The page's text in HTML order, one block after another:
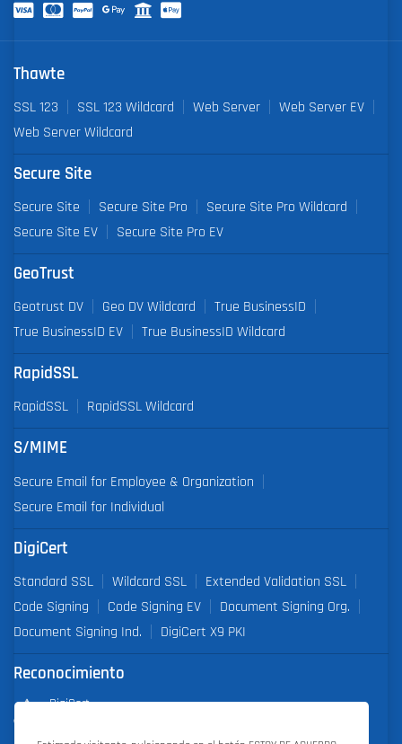
Thawte
SSL 123 SSL 123 Wildcard Web Server
Web Server EV
Web Server Wildcard
Secure Site
Secure Site Secure Site Pro
Secure Site Pro Wildcard
Secure Site EV
Secure Site Pro EV
GeoTrust
Geotrust DV Geo DV Wildcard
True BusinessID
True BusinessID EV
True BusinessID Wildcard
RapidSSL
RapidSSL RapidSSL Wildcard
S/MIME
Secure Email for Employee & Organization
Secure Email for Individual
DigiCert
Standard SSL Wildcard SSL
Extended Validation SSL
Code Signing
Code Signing EV
Document Signing Org.
Document Signing Ind.
DigiCert X9 PKI
Reconocimiento
DigiCert